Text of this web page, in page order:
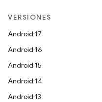
VERSIONES
Android 17
Android 16
Android 15
Android 14
Android 13